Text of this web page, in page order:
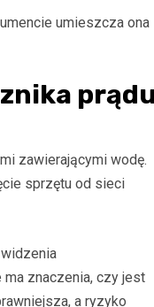
umieszcza ona
zawierającymi wodę.
sprzętu od sieci
ma znaczenia, czy jest
a ryzyko